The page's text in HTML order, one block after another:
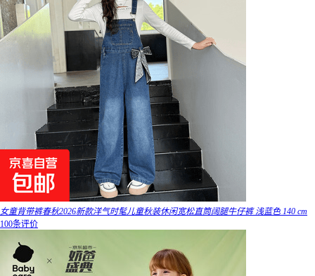
女童背带裤春秋2026新款洋气时髦儿童秋装休闲宽松直筒阔腿牛仔裤 浅蓝色 140 cm
100条评价